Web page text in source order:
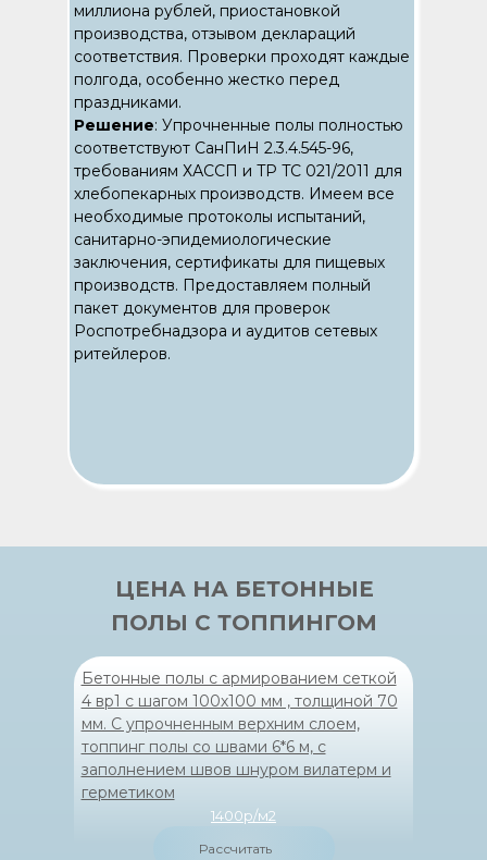
миллиона рублей, приостановкой
производства, отзывом деклараций
соответствия. Проверки проходят каждые
полгода, особенно жестко перед
праздниками.
Решение: Упрочненные полы полностью
соответствуют СанПиН 2.3.4.545-96,
требованиям ХАССП и TP TC 021/2011 для
хлебопекарных производств. Имеем все
необходимые протоколы испытаний,
санитарно-эпидемиологические
заключения, сертификаты для пищевых
производств. Предоставляем полный
пакет документов для проверок
Роспотребнадзора и аудитов сетевых
ритейлеров.
ЦЕНА НА БЕТОННЫЕ
ПОЛЫ С ТОППИНГОМ
Бетонные полы с армированием сеткой
4 вр1 с шагом 100х100 мм , толщиной 70
мм. С упрочненным верхним слоем,
топпинг полы со швами 6*6 м, с
заполнением швов шнуром вилатерм и
герметиком
1400р/м2
Рассчитать